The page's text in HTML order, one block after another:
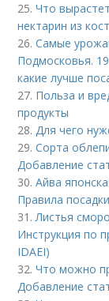
25.Что
нектарин из
26.Самые
Подмосковья.
какие лучше
27. Польза и
продукты
28.Для чего
29.Сорта
Добавление
30.Айва
Правила
31.Листья
Инструкция по
IDAEI)
32.Что можно
Добавление